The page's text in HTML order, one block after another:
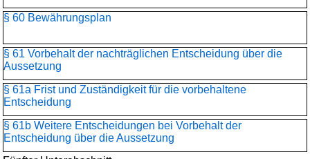
§ 60 Bewährungsplan
§ 61 Vorbehalt der nachträglichen Entscheidung über die
Aussetzung
§ 61a Frist und Zuständigkeit für die vorbehaltene
Entscheidung
§ 61b Weitere Entscheidungen bei Vorbehalt der
Entscheidung über die Aussetzung